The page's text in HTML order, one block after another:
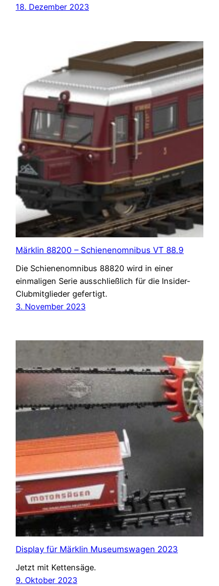
18. Dezember 2023
Märklin 88200 – Schienenomnibus VT 88.9
Die Schienenomnibus 88820 wird in einer
einmaligen Serie ausschließlich für die Insider-
Clubmitglieder gefertigt.
3. November 2023
Display für Märklin Museumswagen 2023
Jetzt mit Kettensäge.
9. Oktober 2023